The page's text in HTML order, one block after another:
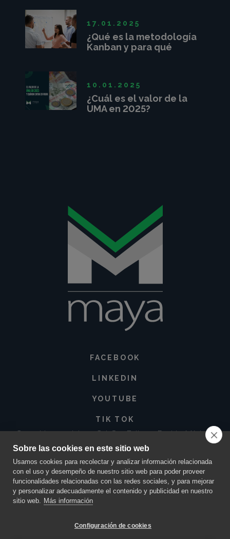
Sobre las cookies en este sitio web
Usamos cookies para recolectar y analizar información relacionada
con el uso y desempeño de nuestro sitio web para poder proveer
funcionalidades relacionadas con las redes sociales, y para mejorar
y personalizar adecuadamente el contenido y publicidad en nuestro
sitio web. Más información
Configuración de cookies
¿Qué es la metodología
Kanban y para qué
17.01.2025
¿Cuál es el valor de la
UMA en 2025?
10.01.2025
FACEBOOK
LINKEDIN
YOUTUBE
TIK TOK
Corregidora 213 Int. 3-3 Col. San Baltazar, Puebla. México •
72550
contacto@innovacionmaya.mx •249 163 2710